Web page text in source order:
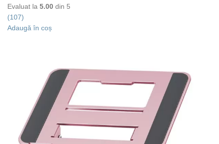
Evaluat la 5.00 din 5
(107)
Adaugă în coș